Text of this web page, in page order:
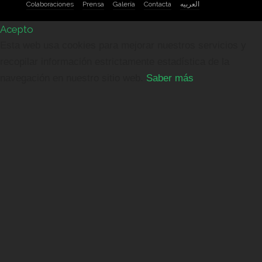
Colaboraciones
Prensa Galería Contacta العربيه
Acepto
Saber más